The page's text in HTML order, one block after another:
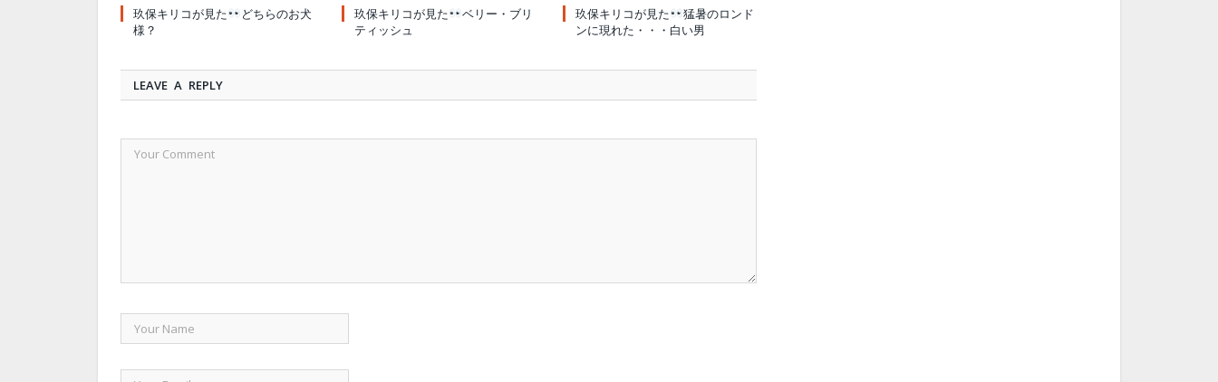
玖保キリコが見た
どちらのお犬
様？
玖保キリコが見た
ベリー・ブリ
ティッシュ
玖保キリコが見た
猛暑のロンド
ンに現れた・・・白い男
LEAVE A REPLY